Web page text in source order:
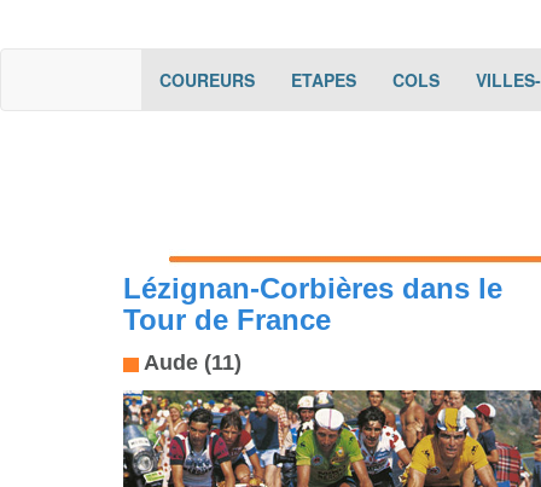
COUREURS(current)ETAPES(current)
COLS(current)
Lézignan-Corbières dans le
Tour de France
Aude (11)